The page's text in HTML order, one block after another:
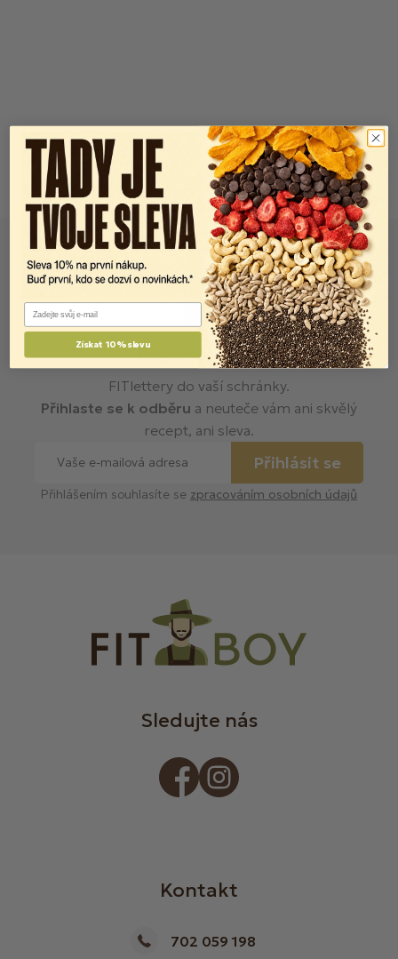
Newsletter
FITlettery do vaší schránky.
Přihlaste se k odběru a neuteče vám ani skvělý
recept, ani sleva.
Přihlásit se
Přihlášením souhlasíte se zpracováním osobních údajů
Sledujte nás
Kontakt
702 059 198
Email
Získat 10% slevu